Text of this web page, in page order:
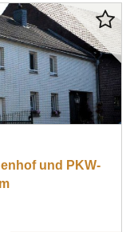
und PKW-